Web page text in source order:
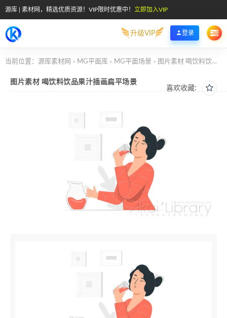
源库 | 素材网，精选优质资源！VIP限时优惠中！ 立即加入VIP
升级VIP 登录
当前位置： 源库素材网 > MG平面库 > MG平面场景 > 图片素材 喝饮料饮品果汁插画扁平场景
喜欢收藏:
图片素材 喝饮料饮品果汁插画扁平场景